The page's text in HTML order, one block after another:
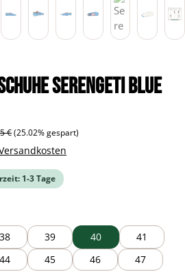
Serengeti blue
Preis:
€(25.02% gespart)
1-3 Tage
38 39 40
41
44 45 46
47